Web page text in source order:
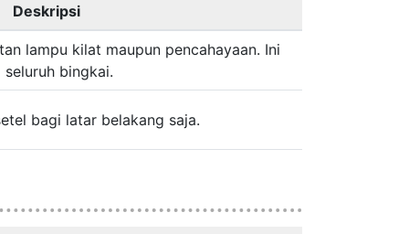
Deskripsi
lampu kilat maupun pencahayaan. Ini
bingkai.
bagi latar belakang saja.